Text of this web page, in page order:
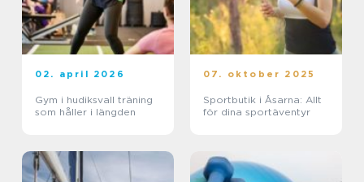
02. april 2026
Gym i hudiksvall träning
som håller i längden
07. oktober 2025
Sportbutik i Åsarna: Allt
för dina sportäventyr